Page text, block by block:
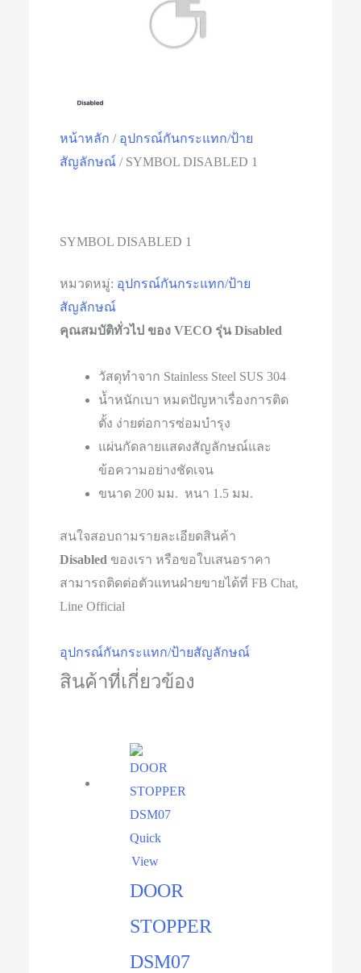
หน้าหลัก / อุปกรณ์​กันกระแทก/ป้าย
สัญลักษณ์ / SYMBOL DISABLED 1
SYMBOL DISABLED 1
หมวดหมู่: อุปกรณ์​กันกระแทก/ป้าย
สัญลักษณ์
คุณสมบัติทั่วไป ของ VECO รุ่น Disabled
วัสดุทำจาก Stainless Steel SUS 304
น้ำหนักเบา หมดปัญหาเรื่องการติด
ตั้ง ง่ายต่อการซ่อมบำรุง
แผ่นกัดลายแสดงสัญลักษณ์และ
ข้อความอย่างชัดเจน
ขนาด 200 มม. หนา 1.5 มม.
สนใจสอบถามรายละเอียดสินค้า
Disabled ของเรา หรือขอใบเสนอราคา
สามารถติดต่อตัวแทนฝ่ายขายได้ที่ FB Chat,
Line Official
อุปกรณ์​กันกระแทก/ป้ายสัญลักษณ์
สินค้าที่เกี่ยวข้อง
Quick
View
DOOR
STOPPER
DSM07